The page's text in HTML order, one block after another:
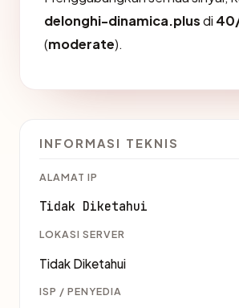
delonghi-dinamica.plusdi
(moderate).
INFORMASI TEKNIS
ALAMAT IP
Tidak Diketahui
LOKASI SERVER
Tidak Diketahui
ISP / PENYEDIA